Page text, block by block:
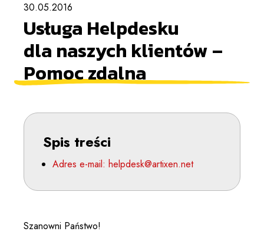
KONTAKT
30.05.2016
Usługa Helpdesku
dla naszych klientów –
Pomoc zdalna
Spis treści
Adres e-mail: helpdesk@artixen.net
Szanowni Państwo!